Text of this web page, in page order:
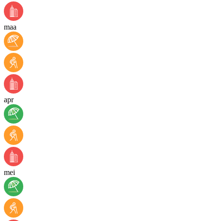
maa
apr
mei